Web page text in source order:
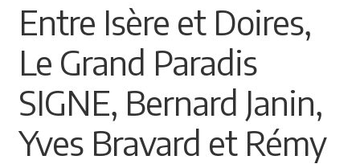
Nature Pêche Chasse
Régionalisme
Peintures
Les Pyrénées
Entre Isère et Doires,
Le Grand Paradis
SIGNE, Bernard Janin,
Yves Bravard et Rémy